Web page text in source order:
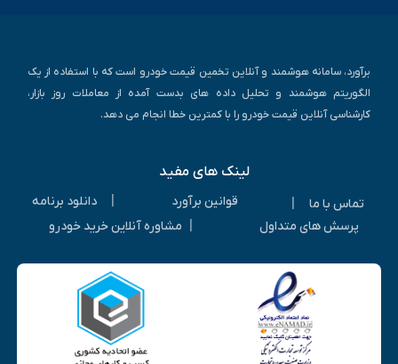
برآورد، سامانه هوشمند و آنلاین تخمین قیمت خودرو است که با استفاده از یک
الگوریتم هوشمند و تحلیل داده های بدست آمده از معاملات روز بازار،
کارشناسی آنلاین قیمت خودرو را با کمترین خطا انجام می دهد.
لینک های مفید
تماس با ما قوانین برآورد
دانلود برنامه
پرسش های متداول
مشاوره آنلاین خرید خودرو